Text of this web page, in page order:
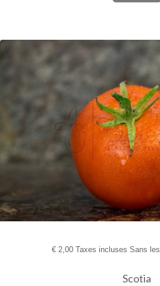
€2,00 Taxes incluses Sans les
Scotia